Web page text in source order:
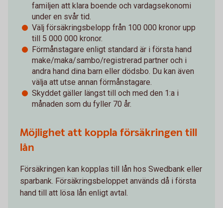
familjen att klara boende och vardagsekonomi
under en svår tid.
Välj försäkringsbelopp från 100 000 kronor upp
till 5 000 000 kronor.
Förmånstagare enligt standard är i första hand
make/maka/sambo/registrerad partner och i
andra hand dina barn eller dödsbo. Du kan även
välja att utse annan förmånstagare.
Skyddet gäller längst till och med den 1:a i
månaden som du fyller 70 år.
Möjlighet att koppla försäkringen till
lån
Försäkringen kan kopplas till lån hos Swedbank eller
sparbank. Försäkringsbeloppet används då i första
hand till att lösa lån enligt avtal.